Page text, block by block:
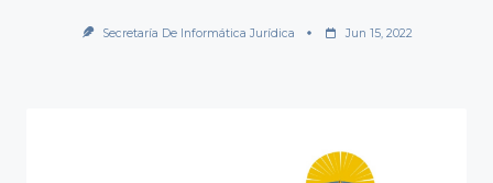
Secretaría De Informática Jurídica Jun 15, 2022